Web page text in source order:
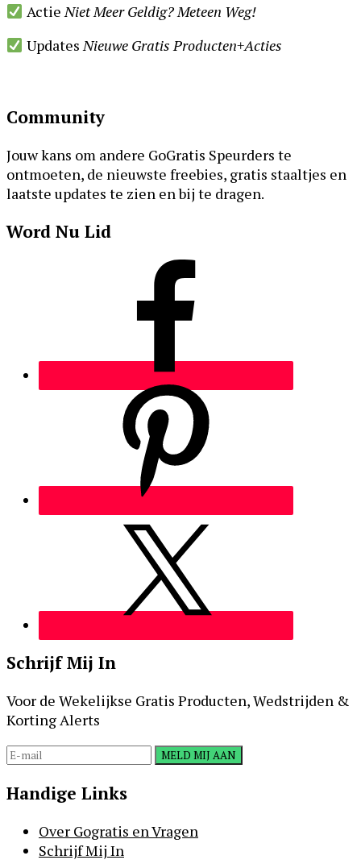
Actie Niet Meer Geldig? Meteen Weg!
Updates Nieuwe Gratis Producten+Acties
Footer
Community
Jouw kans om andere GoGratis Speurders te
ontmoeten, de nieuwste freebies, gratis staaltjes en
laatste updates te zien en bij te dragen.
Word Nu Lid
Schrijf Mij In
Voor de Wekelijkse Gratis Producten, Wedstrijden &
Korting Alerts
Handige Links
Over Gogratis en Vragen
Schrijf Mij In